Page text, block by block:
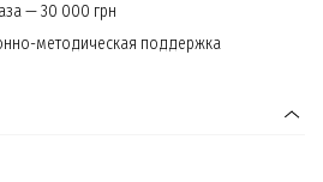
— 30 000 грн
методическая поддержка